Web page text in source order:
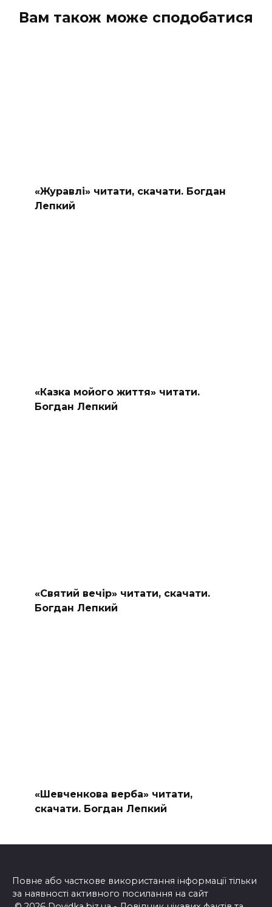
Вам також може сподобатися
«Журавлі» читати, скачати. Богдан
Лепкий
«Казка мойого життя» читати.
Богдан Лепкий
«Святий вечір» читати, скачати.
Богдан Лепкий
«Шевченкова верба» читати,
скачати. Богдан Лепкий
Повне або часткове використання інформації тільки
за наявності активного посилання на сайт